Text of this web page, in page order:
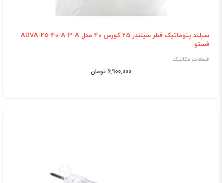
سیلند پنوماتیک قطر سیلندر 25 کورس 40 مدل ADVA-25-40-A-P-A
فستو
قطعات مکانیک
6,900,000 تومان